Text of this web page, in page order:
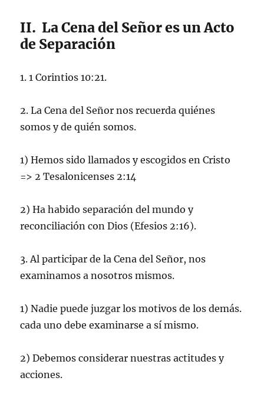
II. La Cena del Señor es un Acto
de Separación
1. 1 Corintios 10:21.
2. La Cena del Señor nos recuerda quiénes
somos y de quién somos.
1) Hemos sido llamados y escogidos en Cristo
=> 2 Tesalonicenses 2:14
2) Ha habido separación del mundo y
reconciliación con Dios (Efesios 2:16).
3. Al participar de la Cena del Señor, nos
examinamos a nosotros mismos.
1) Nadie puede juzgar los motivos de los demás.
cada uno debe examinarse a sí mismo.
2) Debemos considerar nuestras actitudes y
acciones.